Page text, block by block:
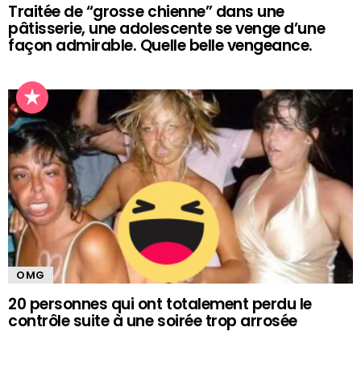
Traitée de “grosse chienne” dans une
pâtisserie, une adolescente se venge d’une
façon admirable. Quelle belle vengeance.
OMG
20 personnes qui ont totalement perdu le
contrôle suite à une soirée trop arrosée